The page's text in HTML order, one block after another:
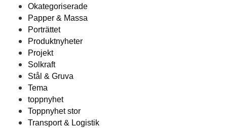
Okategoriserade
Papper & Massa
Porträttet
Produktnyheter
Projekt
Solkraft
Stål & Gruva
Tema
toppnyhet
Toppnyhet stor
Transport & Logistik